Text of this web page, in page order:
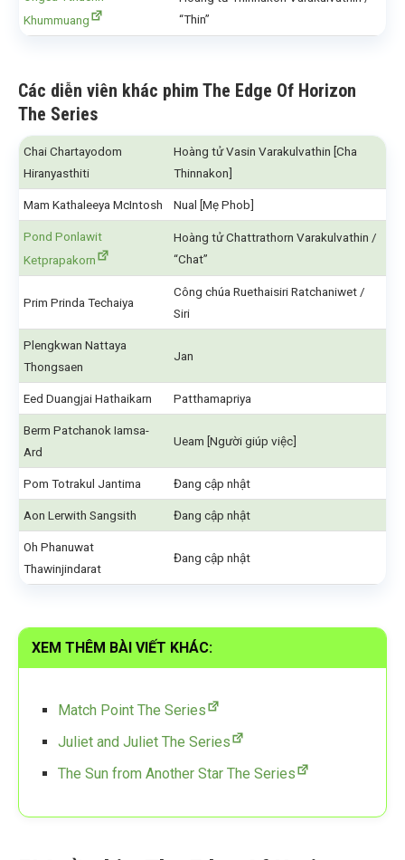
Khummuang
“Thin”
Các diễn viên khác phim The Edge Of Horizon
The Series
Chai Chartayodom
Hiranyasthiti
Hoàng tử Vasin Varakulvathin [Cha
Thinnakon]
Mam Kathaleeya McIntosh Nual [Mẹ Phob]
Pond Ponlawit
Ketprapakorn
Hoàng tử Chattrathorn Varakulvathin /
“Chat”
Prim Prinda Techaiya
Công chúa Ruethaisiri Ratchaniwet /
Siri
Plengkwan Nattaya
Thongsaen
Jan
Eed Duangjai Hathaikarn Patthamapriya
Berm Patchanok Iamsa-
Ard
Ueam [Người giúp việc]
Pom Totrakul Jantima Đang cập nhật
Aon Lerwith Sangsith Đang cập nhật
Oh Phanuwat
Thawinjindarat
Đang cập nhật
XEM THÊM BÀI VIẾT KHÁC:
Match Point The Series
Juliet and Juliet The Series
The Sun from Another Star The Series